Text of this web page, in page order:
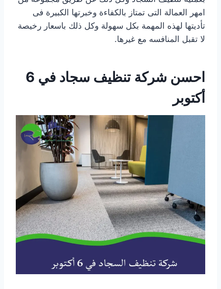
امهر العمالة التى تمتاز بالكفاءة وخبرتها الكبيرة فى
تأديتها لهذه المهمة بكل سهولة وكل ذلك باسعار رخيصة
لا تقبل المنافسه مع غيرها.
احسن شركة تنظيف سجاد في 6
أكتوبر